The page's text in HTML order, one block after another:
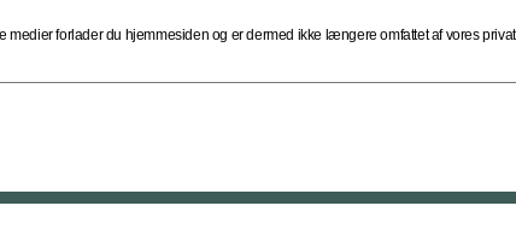
medier forlader du hjemmesiden og er dermed ikke længere omfattet af vores